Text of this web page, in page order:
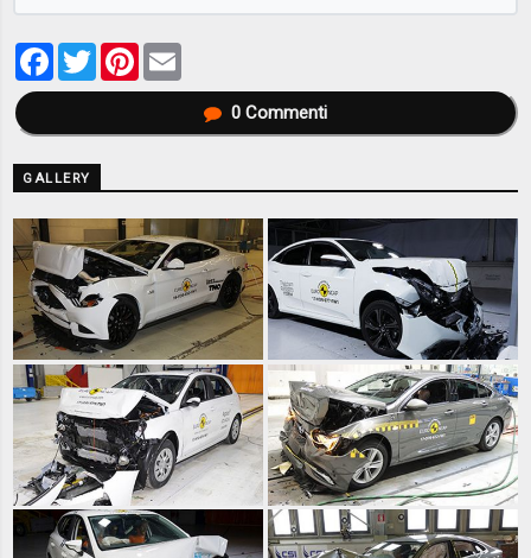
Facebook
TwitterPinterest
0Commenti
GALLERY